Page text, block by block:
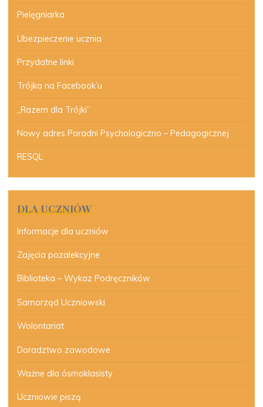
Pielęgniarka
Ubezpieczenie ucznia
Przydatne linki
Trójka na Facebook’u
„Razem dla Trójki”
Nowy adres Poradni Psychologiczno – Pedagogicznej
RESQL
DLA UCZNIÓW
Informacje dla uczniów
Zajęcia pozalekcyjne
Biblioteka – Wykaz Podręczników
Samorząd Uczniowski
Wolontariat
Doradztwo zawodowe
Ważne dla ósmoklasisty
Uczniowie piszą